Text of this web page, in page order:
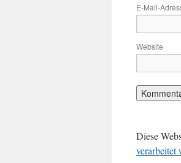
E-Mail-
Website
Diese
verarbeitet